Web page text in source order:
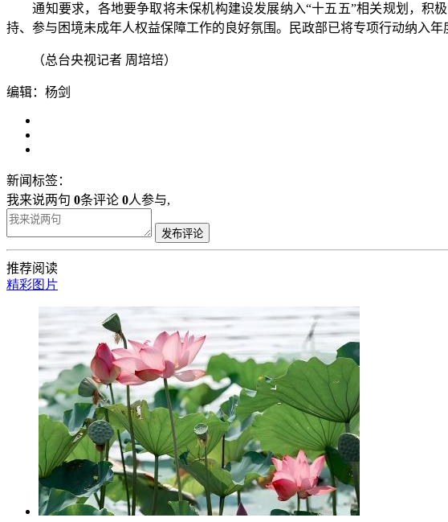
通知要求，各地要争取将未保机构建设发展纳入“十五五”相关规划，积
持、参与困境未成年人权益保障工作的良好氛围。民政部已将专项行动纳入
（总台央视记者 周培培）
编辑：杨剑
新闻标签：
我来说两句 0条评论 0人参与,
发布评论
推荐阅读